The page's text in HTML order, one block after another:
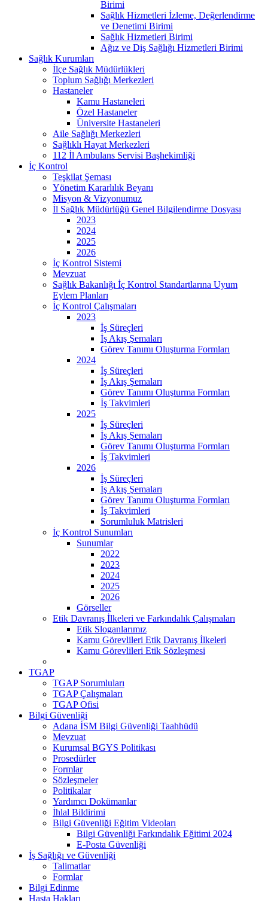
Birimi
Sağlık Hizmetleri İzleme, Değerlendirme
ve Denetimi Birimi
Sağlık Hizmetleri Birimi
Ağız ve Diş Sağlığı Hizmetleri Birimi
Sağlık Kurumları
İlçe Sağlık Müdürlükleri
Toplum Sağlığı Merkezleri
Hastaneler
Kamu Hastaneleri
Özel Hastaneler
Üniversite Hastaneleri
Aile Sağlığı Merkezleri
Sağlıklı Hayat Merkezleri
112 İl Ambulans Servisi Başhekimliği
İç Kontrol
Teşkilat Şeması
Yönetim Kararlılık Beyanı
Misyon & Vizyonumuz
İl Sağlık Müdürlüğü Genel Bilgilendirme Dosyası
2023
2024
2025
2026
İç Kontrol Sistemi
Mevzuat
Sağlık Bakanlığı İç Kontrol Standartlarına Uyum
Eylem Planları
İç Kontrol Çalışmaları
2023
İş Süreçleri
İş Akış Şemaları
Görev Tanımı Oluşturma Formları
2024
İş Süreçleri
İş Akış Şemaları
Görev Tanımı Oluşturma Formları
İş Takvimleri
2025
İş Süreçleri
İş Akış Şemaları
Görev Tanımı Oluşturma Formları
İş Takvimleri
2026
İş Süreçleri
İş Akış Şemaları
Görev Tanımı Oluşturma Formları
İş Takvimleri
Sorumluluk Matrisleri
İç Kontrol Sunumları
Sunumlar
2022
2023
2024
2025
2026
Görseller
Etik Davranış İlkeleri ve Farkındalık Çalışmaları
Etik Sloganlarımız
Kamu Görevlileri Etik Davranış İlkeleri
Kamu Görevlileri Etik Sözleşmesi
TGAP
TGAP Sorumluları
TGAP Çalışmaları
TGAP Ofisi
Bilgi Güvenliği
Adana İSM Bilgi Güvenliği Taahhüdü
Mevzuat
Kurumsal BGYS Politikası
Prosedürler
Formlar
Sözleşmeler
Politikalar
Yardımcı Dokümanlar
İhlal Bildirimi
Bilgi Güvenliği Eğitim Videoları
Bilgi Güvenliği Farkındalık Eğitimi 2024
E-Posta Güvenliği
İş Sağlığı ve Güvenliği
Talimatlar
Formlar
Bilgi Edinme
Hasta Hakları